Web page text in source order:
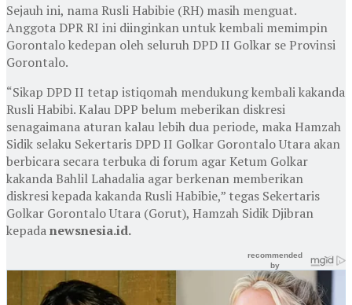
Sejauh ini, nama Rusli Habibie (RH) masih menguat.
Anggota DPR RI ini diinginkan untuk kembali memimpin
Gorontalo kedepan oleh seluruh DPD II Golkar se Provinsi
Gorontalo.
“Sikap DPD II tetap istiqomah mendukung kembali kakanda
Rusli Habibi. Kalau DPP belum meberikan diskresi
senagaimana aturan kalau lebih dua periode, maka Hamzah
Sidik selaku Sekertaris DPD II Golkar Gorontalo Utara akan
berbicara secara terbuka di forum agar Ketum Golkar
kakanda Bahlil Lahadalia agar berkenan memberikan
diskresi kepada kakanda Rusli Habibie,” tegas Sekertaris
Golkar Gorontalo Utara (Gorut), Hamzah Sidik Djibran
kepadanewsnesia.id.